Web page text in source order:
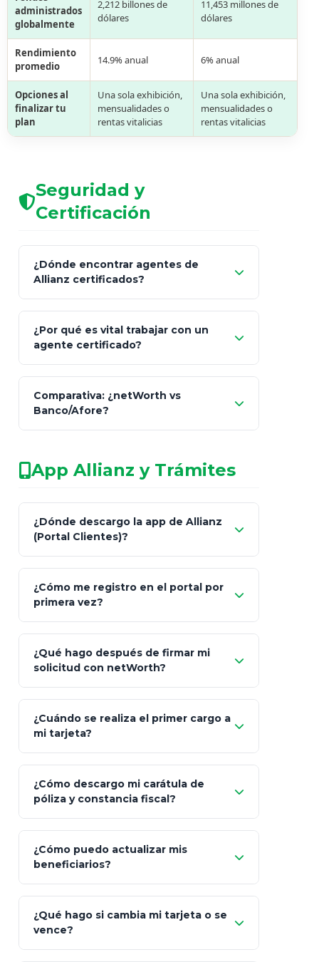
administrados
globalmente
2,212 billones de
dólares
11,453 millones de
dólares
Rendimiento
promedio
14.9% anual 6% anual
Opciones al
finalizar tu
plan
Una sola exhibición,
mensualidades o
rentas vitalicias
Una sola exhibición,
mensualidades o
rentas vitalicias
Seguridad y
Certificación
¿Dónde encontrar agentes de
Allianz certificados?
Seguros y Fianzas (CNSF)
netWorth
patrimonio con asesores informales en
redes sociales.
¿Por qué es vital trabajar con un
agente certificado?
consultor técnico
legalmente facultado
Comparativa: ¿netWorth vs
Banco/Afore?
Característica netWorth (Certificado)
Fiscalidad Estrategia Art. 151 / 93
App Allianz y Trámites
¿Dónde descargo la app de Allianz
(Portal Clientes)?
Client"
App Store (iOS) Google Play
¿Cómo me registro en el portal por
primera vez?
Bienvenida
"¿Aún no tienes cuenta?
Regístrate"
¿Qué hago después de firmar mi
solicitud con netWorth?
¿Cuándo se realiza el primer cargo a
mi tarjeta?
¿Cómo descargo mi carátula de
póliza y constancia fiscal?
"Mis Pólizas" > "Documentos"
¿Cómo puedo actualizar mis
beneficiarios?
¿Qué hago si cambia mi tarjeta o se
vence?